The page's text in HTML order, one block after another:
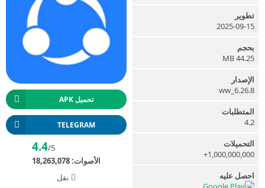
تحميل APK
TELEGRAM
4.4
الأصوات:18,263,078
نقل
تطوير
2025-09-15
بحجم
44.25 MB
الإصدار
6.26.8_ww
المتطلبات
4.2
التحميلات
1,000,000,000+
احصل عليه